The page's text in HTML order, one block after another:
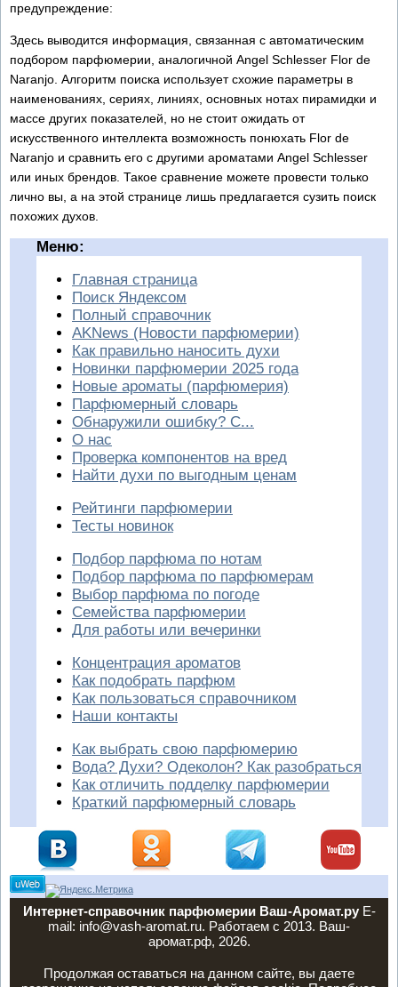
предупреждение:
Здесь выводится информация, связанная с автоматическим
подбором парфюмерии, аналогичной Angel Schlesser Flor de
Naranjo. Алгоритм поиска использует схожие параметры в
наименованиях, сериях, линиях, основных нотах пирамидки и
массе других показателей, но не стоит ожидать от
искусственного интеллекта возможность понюхать Flor de
Naranjo и сравнить его с другими ароматами Angel Schlesser
или иных брендов. Такое сравнение можете провести только
лично вы, а на этой странице лишь предлагается сузить поиск
похожих духов.
Меню:
Главная страница
Поиск Яндексом
Полный справочник
AKNews (Новости парфюмерии)
Как правильно наносить духи
Новинки парфюмерии 2025 года
Новые ароматы (парфюмерия)
Парфюмерный словарь
Обнаружили ошибку? С...
О нас
Проверка компонентов на вред
Найти духи по выгодным ценам
Рейтинги парфюмерии
Тесты новинок
Подбор парфюма по нотам
Подбор парфюма по парфюмерам
Выбор парфюма по погоде
Семейства парфюмерии
Для работы или вечеринки
Концентрация ароматов
Как подобрать парфюм
Как пользоваться справочником
Наши контакты
Как выбрать свою парфюмерию
Вода? Духи? Одеколон? Как разобраться
Как отличить подделку парфюмерии
Краткий парфюмерный словарь
Интернет-справочник парфюмерии Ваш-Аромат.руE-
mail: info@vash-aromat.ru. Работаем с 2013. Ваш-
аромат.рф, 2026.
Продолжая оставаться на данном сайте, вы даете